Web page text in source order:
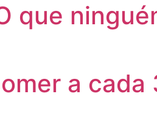
que
a